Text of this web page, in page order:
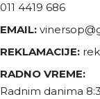
011 4419 686
EMAIL:
REKLAMACIJE:
RADNO VREME:
Radnim danima